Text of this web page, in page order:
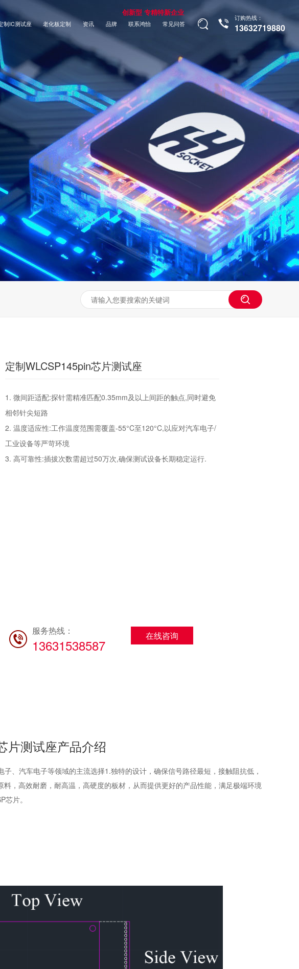
创新型 专精特新企业
订购热线：
13632719880
制IC测试座 老化板定制 资讯 品牌 联系鸿怡 常见问答
定制WLCSP145pin芯片测试座
1. 微间距适配:探针需精准匹配0.35mm及以上间距的触点,同时避免
相邻针尖短路
2. 温度适应性:工作温度范围需覆盖-55°C至120°C,以应对汽车电子/
工业设备等严苛环境
3. 高可靠性:插拔次数需超过50万次,确保测试设备长期稳定运行.
服务热线：
13631538587
在线咨询
片测试座产品介绍
、汽车电子等领域的主流选择1.独特的设计，确保信号路径最短，接触阻抗低，
，高效耐磨，耐高温，高硬度的板材，从而提供更好的产品性能，满足极端环境
片。